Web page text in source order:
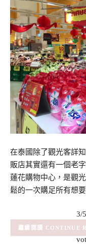
在泰國除了觀光客詳
販店其實還有一個老
蓮花購物中心，是觀
鬆的一次購足所有想
3/
(2
(2) CONTINUE